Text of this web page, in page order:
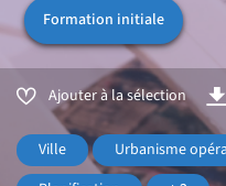
Formation initiale
Ajouter à la sélection
Ville Urbanisme